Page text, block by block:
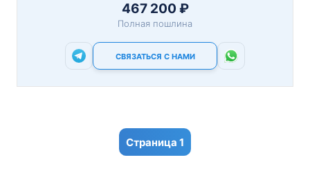
467 200 ₽
Полная пошлина
СВЯЗАТЬСЯ С НАМИ
1